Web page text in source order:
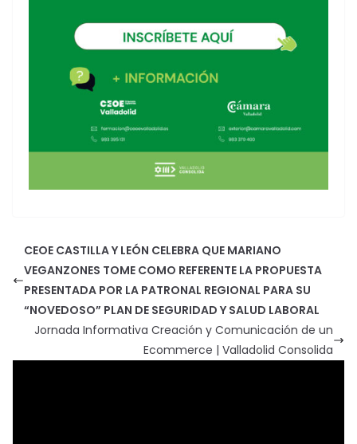
CEOE CASTILLA Y LEÓN CELEBRA QUE MARIANO
VEGANZONES TOME COMO REFERENTE LA PROPUESTA
PRESENTADA POR LA PATRONAL REGIONAL PARA SU
“NOVEDOSO” PLAN DE SEGURIDAD Y SALUD LABORAL
Jornada Informativa Creación y Comunicación de un
Ecommerce | Valladolid Consolida